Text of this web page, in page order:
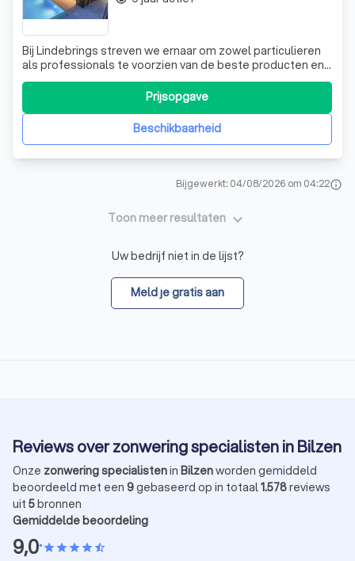
Bij Lindebrings streven we ernaar om zowel particulieren
als professionals te voorzien van de beste producten en
diensten. Ons aanbod is divers en zorgvuldig
samengesteld om aan uw specifieke behoeften te
voldoen. Een van onze specialiteiten is het Colorwall
gevelbekledingssysteem. Dit systeem, best
Beschikbaarheid
Prijsopgave
Bijgewerkt: 04/08/2026 om 04:22info
Toon meer resultaten keyboard_arrow_down
Uw bedrijf niet in de lijst?
Meld je gratis aan
Reviews over zonwering specialisten in Bilzen
Onze zonwering specialistenin Bilzenworden gemiddeld
beoordeeld met een 9gebaseerd op in totaal1.578reviews
uit 5bronnen
Gemiddelde beoordeling
9,0•starstarstarstarstar_half